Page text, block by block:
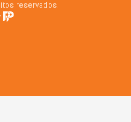
reservados.